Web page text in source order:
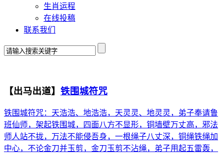
生肖运程
在线投稿
联系我们
【出马出道】 铁围城符咒
铁围城符咒：天浩浩、地浩浩，天灵灵、地灵灵，弟子奉请鲁
班仙师，架起铁围城，四面八方不显形，铜墙壁万丈高，邪法
师人站不拢，万法不能侵吾身，一根绳子八丈深，铜绳铁绳加
中心，不论金刀并玉剪，金刀玉剪不沾绳，弟子用起五雷轰，